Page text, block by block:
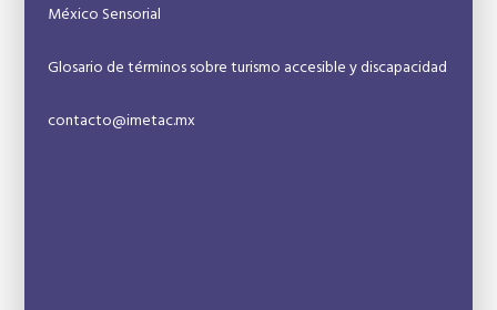
México Sensorial
Glosario de términos sobre turismo accesible y discapacidad
contacto@imetac.mx